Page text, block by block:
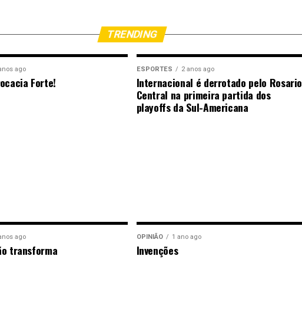
TRENDING
ago
Forte!
ESPORTES 2 anos ago
Internacional é derrotado pelo Rosario
Central na primeira partida dos
playoffs da Sul-Americana
ago
transforma
OPINIÃO 1 ano ago
Invenções